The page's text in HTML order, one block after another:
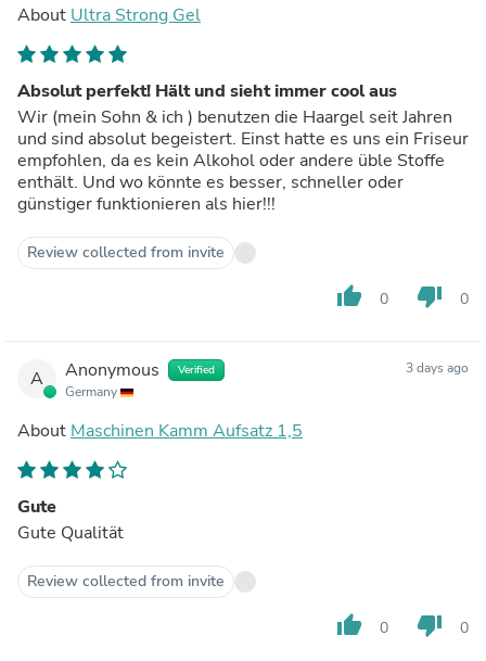
About Ultra Strong Gel
Absolut perfekt! Hält und sieht immer cool aus
Wir (mein Sohn & ich ) benutzen die Haargel seit Jahren
und sind absolut begeistert. Einst hatte es uns ein Friseur
empfohlen, da es kein Alkohol oder andere üble Stoffe
enthält. Und wo könnte es besser, schneller oder
günstiger funktionieren als hier!!!
Review collected from invite
thumb_up 0 thumb_down 0
A Anonymous Verified
Germany
3 days ago
About Maschinen Kamm Aufsatz 1,5
Gute
Gute Qualität
Review collected from invite
thumb_up 0 thumb_down 0